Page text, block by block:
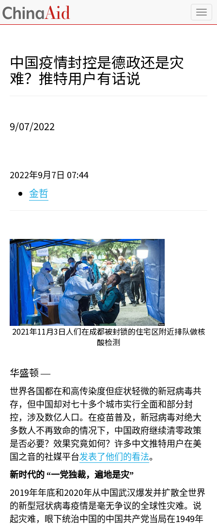
T
o
中国疫情封控是德政还是灾
难？推特用户有话说
9/07/2022
2022年9月 7 日 07:44
金哲
2021年11月3日人们在成都被封锁的住宅区附近排队做核
酸检测
华盛顿 —
世界各国都在和高传染度但症状轻微的新冠病毒共
存，但中国却对七十多个城市实行全面和部分封
控，涉及数亿人口。在疫苗普及，新冠病毒对绝大
多数人不再致命的情况下，中国政府继续清零政策
是否必要？效果究竟如何？许多中文推特用户在美
国之音的社媒平台发表了他们的看法。
新时代的 “一党独裁，遍地是灾”
2019年年底和 2020年从中国武汉爆发并扩散全世界
的新型冠状病毒疫情是毫无争议的全球性灾难。说
起灾难，眼下统治中国的中国共产党当局在1949年